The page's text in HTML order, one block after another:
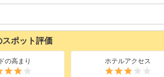
スポット評価
の高まり ホテルアクセス